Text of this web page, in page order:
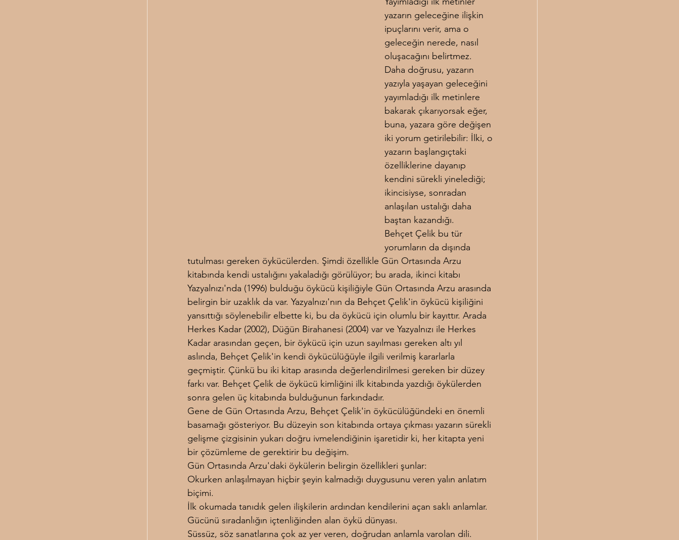
yazarın geleceğine ilişkin
ipuçlarını verir, ama o
geleceğin nerede, nasıl
oluşacağını belirtmez.
Daha doğrusu, yazarın
yazıyla yaşayan geleceğini
yayımladığı ilk metinlere
bakarak çıkarıyorsak eğer,
buna, yazara göre değişen
iki yorum getirilebilir: İlki, o
yazarın başlangıçtaki
özelliklerine dayanıp
kendini sürekli yinelediği;
ikincisiyse, sonradan
anlaşılan ustalığı daha
baştan kazandığı.
Behçet Çelik bu tür
yorumların da dışında
tutulması gereken öykücülerden. Şimdi özellikle Gün Ortasında Arzu
kitabında kendi ustalığını yakaladığı görülüyor; bu arada, ikinci kitabı
Yazyalnızı'nda (1996) bulduğu öykücü kişiliğiyle Gün Ortasında Arzu arasında
belirgin bir uzaklık da var. Yazyalnızı'nın da Behçet Çelik'in öykücü kişiliğini
yansıttığı söylenebilir elbette ki, bu da öykücü için olumlu bir kayıttır. Arada
Herkes Kadar (2002), Düğün Birahanesi (2004) var ve Yazyalnızı ile Herkes
Kadar arasından geçen, bir öykücü için uzun sayılması gereken altı yıl
aslında, Behçet Çelik'in kendi öykücülüğüyle ilgili verilmiş kararlarla
geçmiştir. Çünkü bu iki kitap arasında değerlendirilmesi gereken bir düzey
farkı var. Behçet Çelik de öykücü kimliğini ilk kitabında yazdığı öykülerden
sonra gelen üç kitabında bulduğunun farkındadır.
Gene de Gün Ortasında Arzu, Behçet Çelik'in öykücülüğündeki en önemli
basamağı gösteriyor. Bu düzeyin son kitabında ortaya çıkması yazarın sürekli
gelişme çizgisinin yukarı doğru ivmelendiğinin işaretidir ki, her kitapta yeni
bir çözümleme de gerektirir bu değişim.
Gün Ortasında Arzu'daki öykülerin belirgin özellikleri şunlar:
Okurken anlaşılmayan hiçbir şeyin kalmadığı duygusunu veren yalın anlatım
biçimi.
İlk okumada tanıdık gelen ilişkilerin ardından kendilerini açan saklı anlamlar.
Gücünü sıradanlığın içtenliğinden alan öykü dünyası.
Süssüz, söz sanatlarına çok az yer veren, doğrudan anlamla varolan dili.